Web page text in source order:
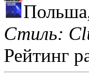
Стиль:
Рейтинг